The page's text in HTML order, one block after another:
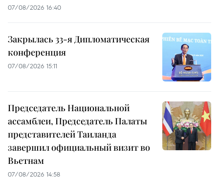
07/08/2026 16:40
Закрылась 33-я Дипломатическая
конференция
07/08/2026 15:11
Председатель Национальной
ассамблеи, Председатель Палаты
представителей Таиланда
завершил официальный визит во
Вьетнам
07/08/2026 14:58